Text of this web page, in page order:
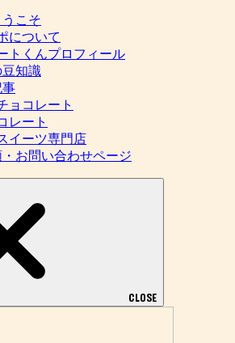
こそ
について
トくんプロフィール
知識
事
ョコレート
レート
イーツ専門店
お問い合わせページ
CLOSE